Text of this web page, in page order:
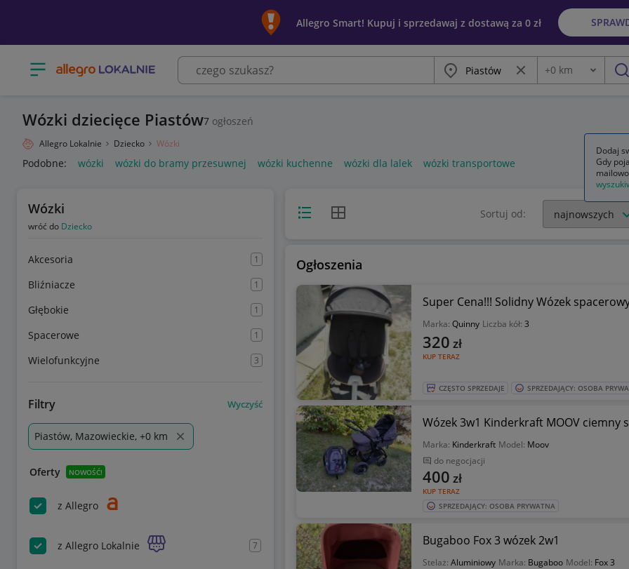
Allegro Smart! Kupuj i sprzedawaj z dostawą za 0 zł
Otwórz menu z kategoriami Miasto Wyczyść frazę
Odległość
+0 km
Wózki dziecięce Piastów7 ogłoszeń
Allegro Lokalnie Dziecko Wózki
Podobne: wózki wózki do bramy przesuwnej wózki kuchenne wózki dla lalek wózki transportowe
Wózki
wróć do Dziecko
Akcesoria 1
Bliźniacze 1
Głębokie 1
Spacerowe 1
Wielofunkcyjne 3
Filtry Wyczyść
Piastów, Mazowieckie, +0 km
Oferty NOWOŚĆ!
z Allegro
z Allegro Lokalnie 7
Widok listyWidok siatki Sortuj od:
Ogłoszenia
Super Cena!!! Solidny Wózek
Marka: Quinny Liczba kół: 3
KUP TERAZ
320 zł
CZĘSTO SPRZEDAJE SPRZEDAJĄCY: OSOBA
Wózek 3w1 Kinderkraft MOOV ciemny
Marka: Kinderkraft Model: Moov
do negocjacji
KUP TERAZ
400 zł
SPRZEDAJĄCY: OSOBA PRYWATNA
Bugaboo Fox 3 wózek 2w1
Stelaż: Aluminiowy Marka: Bugaboo Model: Fox 3
Dodaj
Gdy